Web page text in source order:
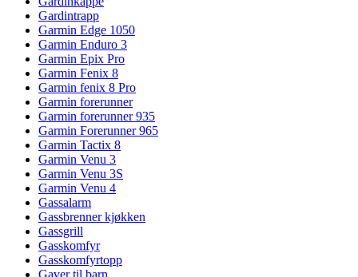
Gardintrapp
Garmin Edge 1050
Garmin Enduro 3
Garmin Epix Pro
Garmin Fenix 8
Garmin fenix 8 Pro
Garmin forerunner
Garmin forerunner 935
Garmin Forerunner 965
Garmin Tactix 8
Garmin Venu 3
Garmin Venu 3S
Garmin Venu 4
Gassalarm
Gassbrenner kjøkken
Gassgrill
Gasskomfyr
Gasskomfyrtopp
Gaver til barn